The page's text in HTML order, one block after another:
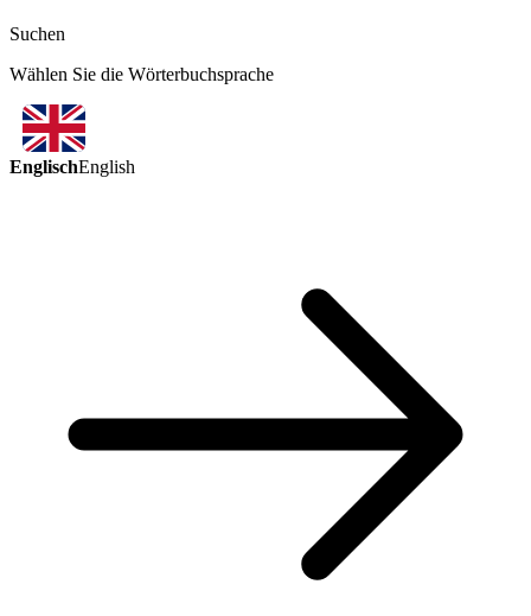
Suchen
Wählen Sie die Wörterbuchsprache
EnglischEnglish